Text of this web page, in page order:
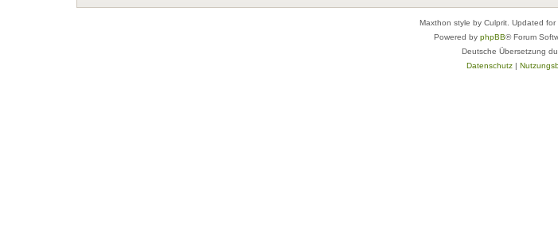
Maxthon style by Culprit. Updated
Powered by phpBB® Forum
Deutsche Übersetzung
Datenschutz|